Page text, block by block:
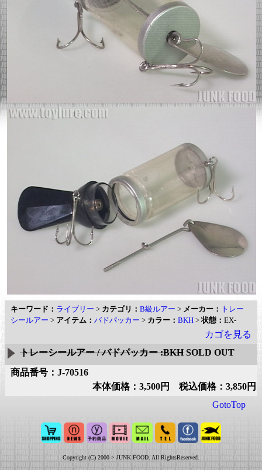
キーワード： ライブリー > カテゴリ： B級ルアー > メーカー： トレー
シールアー > アイテム： バドパッカー > カラー： BKH >状態： EX-
カゴを見る
トレーシールアー / バドパッカー :BKH SOLD OUT
商品番号：J-70516
本体価格：3,500円 税込価格：3,850円
GotoTop
Copyright (C) 2000-> JUNK FOOD. All RightsReserved.